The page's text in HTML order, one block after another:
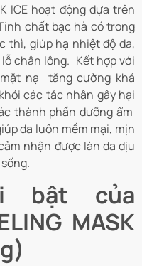
ICE hoạt động dựa trên
chất bạc hà có trong
thì, giúp hạ nhiệt độ da,
chân lông. Kết hợp với
nạ tăng cường khả
các tác nhân gây hại
thành phần dưỡng ẩm
da luôn mềm mại, mịn
nhận được làn da dịu
bật của
MASK